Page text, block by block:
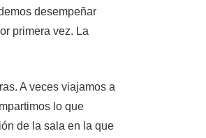
desempeñar
primera vez. La
A veces viajamos a
lo que
de la sala en la que